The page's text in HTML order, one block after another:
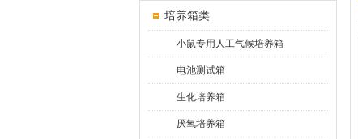
培养箱类
小鼠专用人工气候培养箱
电池测试箱
生化培养箱
厌氧培养箱